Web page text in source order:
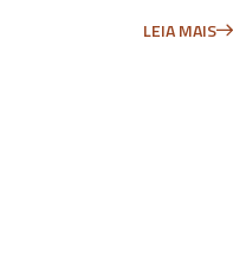
LEIA MAIS